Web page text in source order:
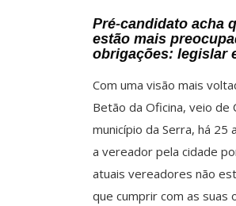
Pré-candidato acha
estão mais
obrigações: legislar
Com uma visão mais
Betão da Oficina, veio de
município da Serra, há 25
a vereador pela cidade
atuais vereadores não
que cumprir com as suas